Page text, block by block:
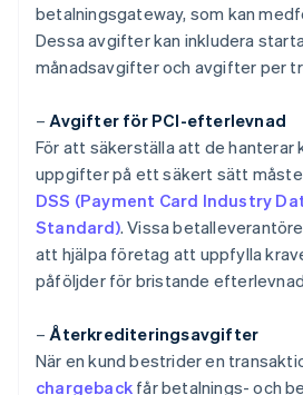
betalningsgateway, som kan
Dessa avgifter kan inkludera
månadsavgifter och avgifter per
–Avgifter för PCI-efterlevnad
För att säkerställa att de hanterar
uppgifter på ett säkert sätt
DSS (Payment Card Industry
Standard). Vissa
att hjälpa företag att uppfylla
påföljder för bristande
–Återkrediteringsavgifter
När en kund bestrider en
chargeback får betalnings- och